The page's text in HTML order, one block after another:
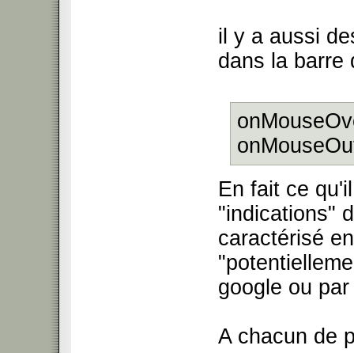
il y a aussi
dans la barre
En fait ce
"indications"
caractérisé
google ou
A chacun de